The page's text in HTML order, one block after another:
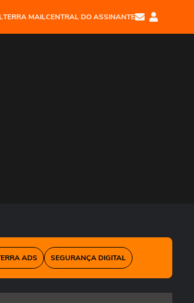
TERRA MAILCENTRAL DO ASSINANTE
ADS SEGURANÇA DIGITAL